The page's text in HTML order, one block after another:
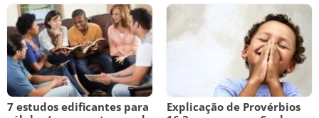
7 estudos edificantes para
Explicação de Provérbios